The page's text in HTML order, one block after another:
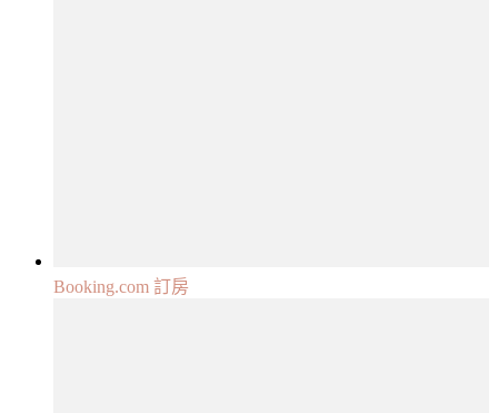
Booking.com 訂房